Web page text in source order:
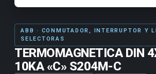
ABB · CONMUTADOR, INTERRUPTOR Y
SELECTORAS
TERMOMAGNETICA DIN
10KA «C» S204M-C